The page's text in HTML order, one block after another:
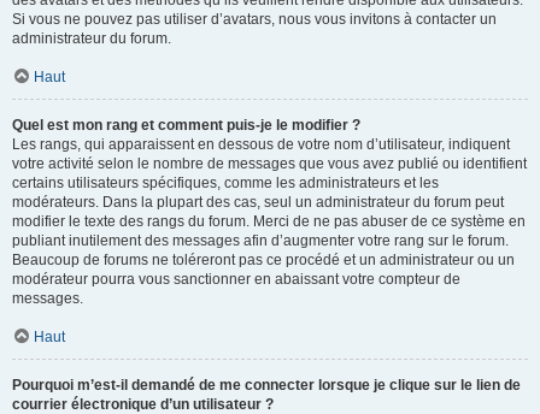
Si vous ne pouvez pas utiliser d’avatars, nous vous invitons à contacter un
administrateur du forum.
Haut
Quel est mon rang et comment puis-je le modifier ?
Les rangs, qui apparaissent en dessous de votre nom d’utilisateur, indiquent
votre activité selon le nombre de messages que vous avez publié ou identifient
certains utilisateurs spécifiques, comme les administrateurs et les
modérateurs. Dans la plupart des cas, seul un administrateur du forum peut
modifier le texte des rangs du forum. Merci de ne pas abuser de ce système en
publiant inutilement des messages afin d’augmenter votre rang sur le forum.
Beaucoup de forums ne toléreront pas ce procédé et un administrateur ou un
modérateur pourra vous sanctionner en abaissant votre compteur de
messages.
Haut
Pourquoi m’est-il demandé de me connecter lorsque je clique sur le lien de
courrier électronique d’un utilisateur ?